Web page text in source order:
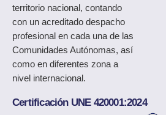
territorio nacional, contando
con un acreditado despacho
profesional en cada una de las
Comunidades Autónomas, así
como en diferentes zona a
nivel internacional.
Certificación UNE 420001:2024